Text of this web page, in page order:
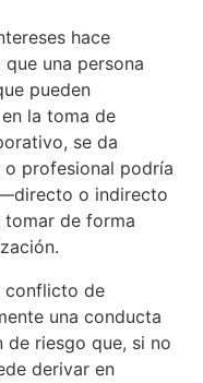
hace
una persona
pueden
la toma de
se da
profesional podría
o indirecto
de forma
conflicto de
una conducta
de riesgo que, si no
derivar en